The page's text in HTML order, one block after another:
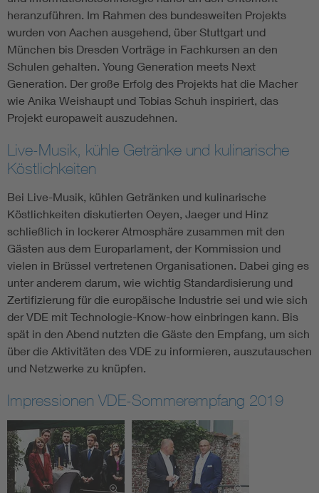
heranzuführen. Im Rahmen des bundesweiten Projekts
wurden von Aachen ausgehend, über Stuttgart und
München bis Dresden Vorträge in Fachkursen an den
Schulen gehalten. Young Generation meets Next
Generation. Der große Erfolg des Projekts hat die Macher
wie Anika Weishaupt und Tobias Schuh inspiriert, das
Projekt europaweit auszudehnen.
Live-Musik, kühle Getränke und kulinarische
Köstlichkeiten
Bei Live-Musik, kühlen Getränken und kulinarische
Köstlichkeiten diskutierten Oeyen, Jaeger und Hinz
schließlich in lockerer Atmosphäre zusammen mit den
Gästen aus dem Europarlament, der Kommission und
vielen in Brüssel vertretenen Organisationen. Dabei ging es
unter anderem darum, wie wichtig Standardisierung und
Zertifizierung für die europäische Industrie sei und wie sich
der VDE mit Technologie-Know-how einbringen kann. Bis
spät in den Abend nutzten die Gäste den Empfang, um sich
über die Aktivitäten des VDE zu informieren, auszutauschen
und Netzwerke zu knüpfen.
Impressionen VDE-Sommerempfang 2019